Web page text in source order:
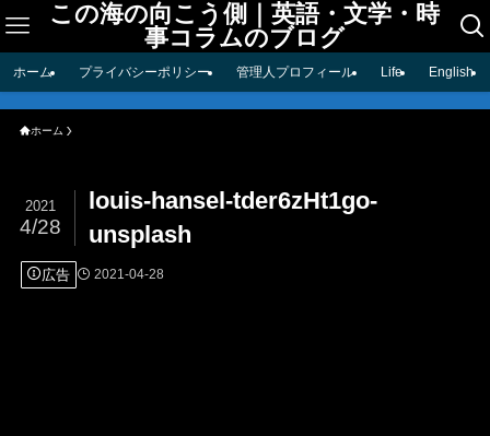
この海の向こう側｜英語・文学・時
事コラムのブログ
ホーム プライバシーポリシー 管理人プロフィール Life English
ホーム
louis-hansel-tder6zHt1go-
unsplash
2021
4/28
広告 2021-04-28